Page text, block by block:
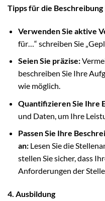
Tipps für die
Verwenden Sie aktive
für…“ schreiben Sie
Seien Sie präzise:
beschreiben Sie Ihre
wie möglich.
Quantifizieren Sie Ihre
und Daten, um Ihre
Passen Sie Ihre
an:Lesen Sie die
stellen Sie sicher, dass
Anforderungen der
4. Ausbildung